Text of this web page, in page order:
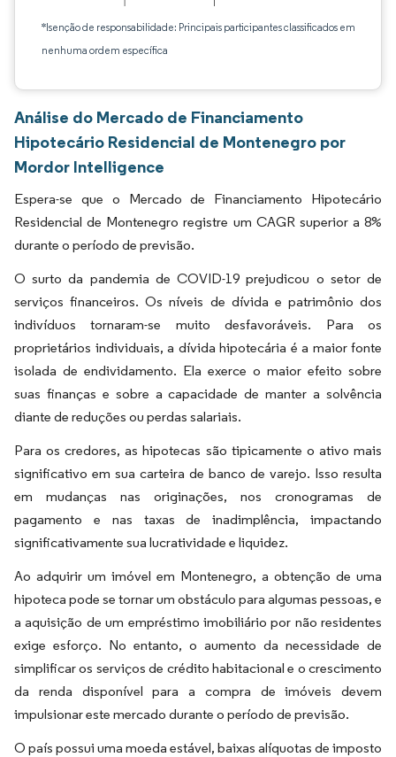
*Isenção de responsabilidade: Principais participantes classificados em
nenhuma ordem específica
Análise do Mercado de Financiamento
Hipotecário Residencial de Montenegro por
Mordor Intelligence
Espera-se que o Mercado de Financiamento Hipotecário
Residencial de Montenegro registre um CAGR superior a 8%
durante o período de previsão.
O surto da pandemia de COVID-19 prejudicou o setor de
serviços financeiros. Os níveis de dívida e patrimônio dos
indivíduos tornaram-se muito desfavoráveis. Para os
proprietários individuais, a dívida hipotecária é a maior fonte
isolada de endividamento. Ela exerce o maior efeito sobre
suas finanças e sobre a capacidade de manter a solvência
diante de reduções ou perdas salariais.
Para os credores, as hipotecas são tipicamente o ativo mais
significativo em sua carteira de banco de varejo. Isso resulta
em mudanças nas originações, nos cronogramas de
pagamento e nas taxas de inadimplência, impactando
significativamente sua lucratividade e liquidez.
Ao adquirir um imóvel em Montenegro, a obtenção de uma
hipoteca pode se tornar um obstáculo para algumas pessoas, e
a aquisição de um empréstimo imobiliário por não residentes
exige esforço. No entanto, o aumento da necessidade de
simplificar os serviços de crédito habitacional e o crescimento
da renda disponível para a compra de imóveis devem
impulsionar este mercado durante o período de previsão.
O país possui uma moeda estável, baixas alíquotas de imposto